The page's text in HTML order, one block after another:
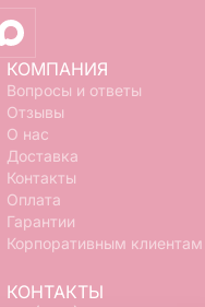
КОМПАНИЯ
Вопросы и ответы
Отзывы
О нас
Доставка
Контакты
Оплата
Гарантии
Корпоративным клиентам
КОНТАКТЫ